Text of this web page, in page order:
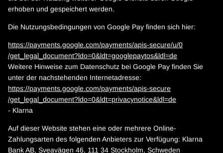
erhoben und gespeichert werden.
Die Nutzungsbedingungen von Google Pay finden sich hier:
https://payments.google.com/payments/apis-secure/u/0
/get_legal_document?ldo=0&ldt=googlepaytos&ldl=de
Weitere Hinweise zum Datenschutz bei Google Pay finden Sie
unter der nachstehenden Internetadresse:
https://payments.google.com/payments/apis-secure
/get_legal_document?ldo=0&ldt=privacynotice&ldl=de
- Klarna
Auf dieser Website stehen eine oder mehrere Online-
Zahlungsarten des folgenden Anbieters zur Verfügung: Klarna
Bank AB, Sveavägen 46, 111 34 Stockholm, Schweden